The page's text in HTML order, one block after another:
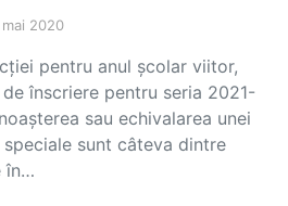
2020
pentru anul școlar viitor,
înscriere pentru seria 2021-
sau echivalarea unei
sunt câteva dintre
în…